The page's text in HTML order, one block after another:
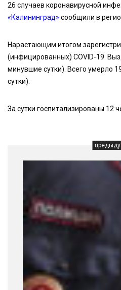
26 случаев коронавирусной
«Калининград» сообщили в
Нарастающим итогом
(инфицированных) COVID-19.
минувшие сутки). Всего умерло
сутки).
За сутки госпитализированы 12